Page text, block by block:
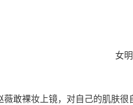
女
薇敢裸妆上镜，对自己的肌肤很